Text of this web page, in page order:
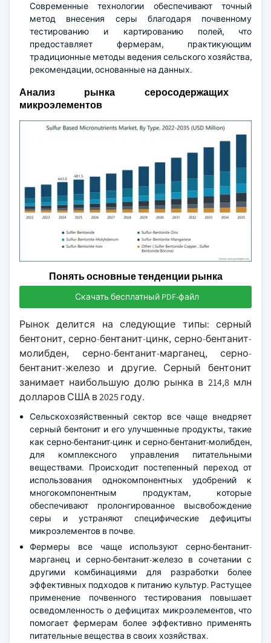
Современные технологии обеспечивают точный
метод внесения серы благодаря почвенному
тестированию и картированию полей, что
предоставляет фермерам, практикующим
традиционные методы ведения сельского хозяйства,
рекомендации, основанные на данных.
Анализ рынка серосодержащих
микроэлементов
Понять основные тенденции рынка
Скачать бесплатный PDF-файл
Рынок делится на следующие типы: серный
бентонит, серно-бентанит-цинк, серно-бентанит-
молибден, серно-бентанит-марганец, серно-
бентанит-железо и другие. Серный бентонит
занимает наибольшую долю рынка в 214,8 млн
долларов США в 2025 году.
Сельскохозяйственный сектор все чаще внедряет
серный бентонит и его улучшенные продукты, такие
как серно-бентанит-цинк и серно-бентанит-молибден,
для комплексного управления питательными
веществами. Происходит постепенный переход от
использования однокомпонентных удобрений к
многокомпонентным продуктам, которые
обеспечивают пролонгированное высвобождение
серы и устраняют специфические дефициты
микроэлементов в почве.
Фермеры все чаще используют серно-бентанит-
марганец и серно-бентанит-железо в сочетании с
другими комбинациями для разработки более
эффективных подходов к питанию культур. Растущее
применение почвенного тестирования повышает
осведомленность о дефицитах микроэлементов, что
помогает фермерам более эффективно применять
питательные вещества в своих хозяйствах.